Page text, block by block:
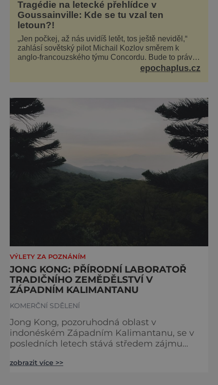
Tragédie na letecké přehlídce v
Goussainville: Kde se tu vzal ten
letoun?!
„Jen počkej, až nás uvidíš letět, tos ještě neviděl,“
zahlásí sovětský pilot Michail Kozlov směrem k
anglo-francouzského týmu Concordu. Bude to právě
konkurenční boj, co bude stát za smrtí celé 6členné
epochaplus.cz
VÝLETY ZA POZNÁNÍM
JONG KONG: PŘÍRODNÍ LABORATOŘ
TRADIČNÍHO ZEMĚDĚLSTVÍ V
ZÁPADNÍM KALIMANTANU
KOMERČNÍ SDĚLENÍ
Jong Kong, pozoruhodná oblast v
indonéském Západním Kalimantanu, se v
posledních letech stává středem zájmu
tradiční zemědělské postupy místních
zobrazit více >>